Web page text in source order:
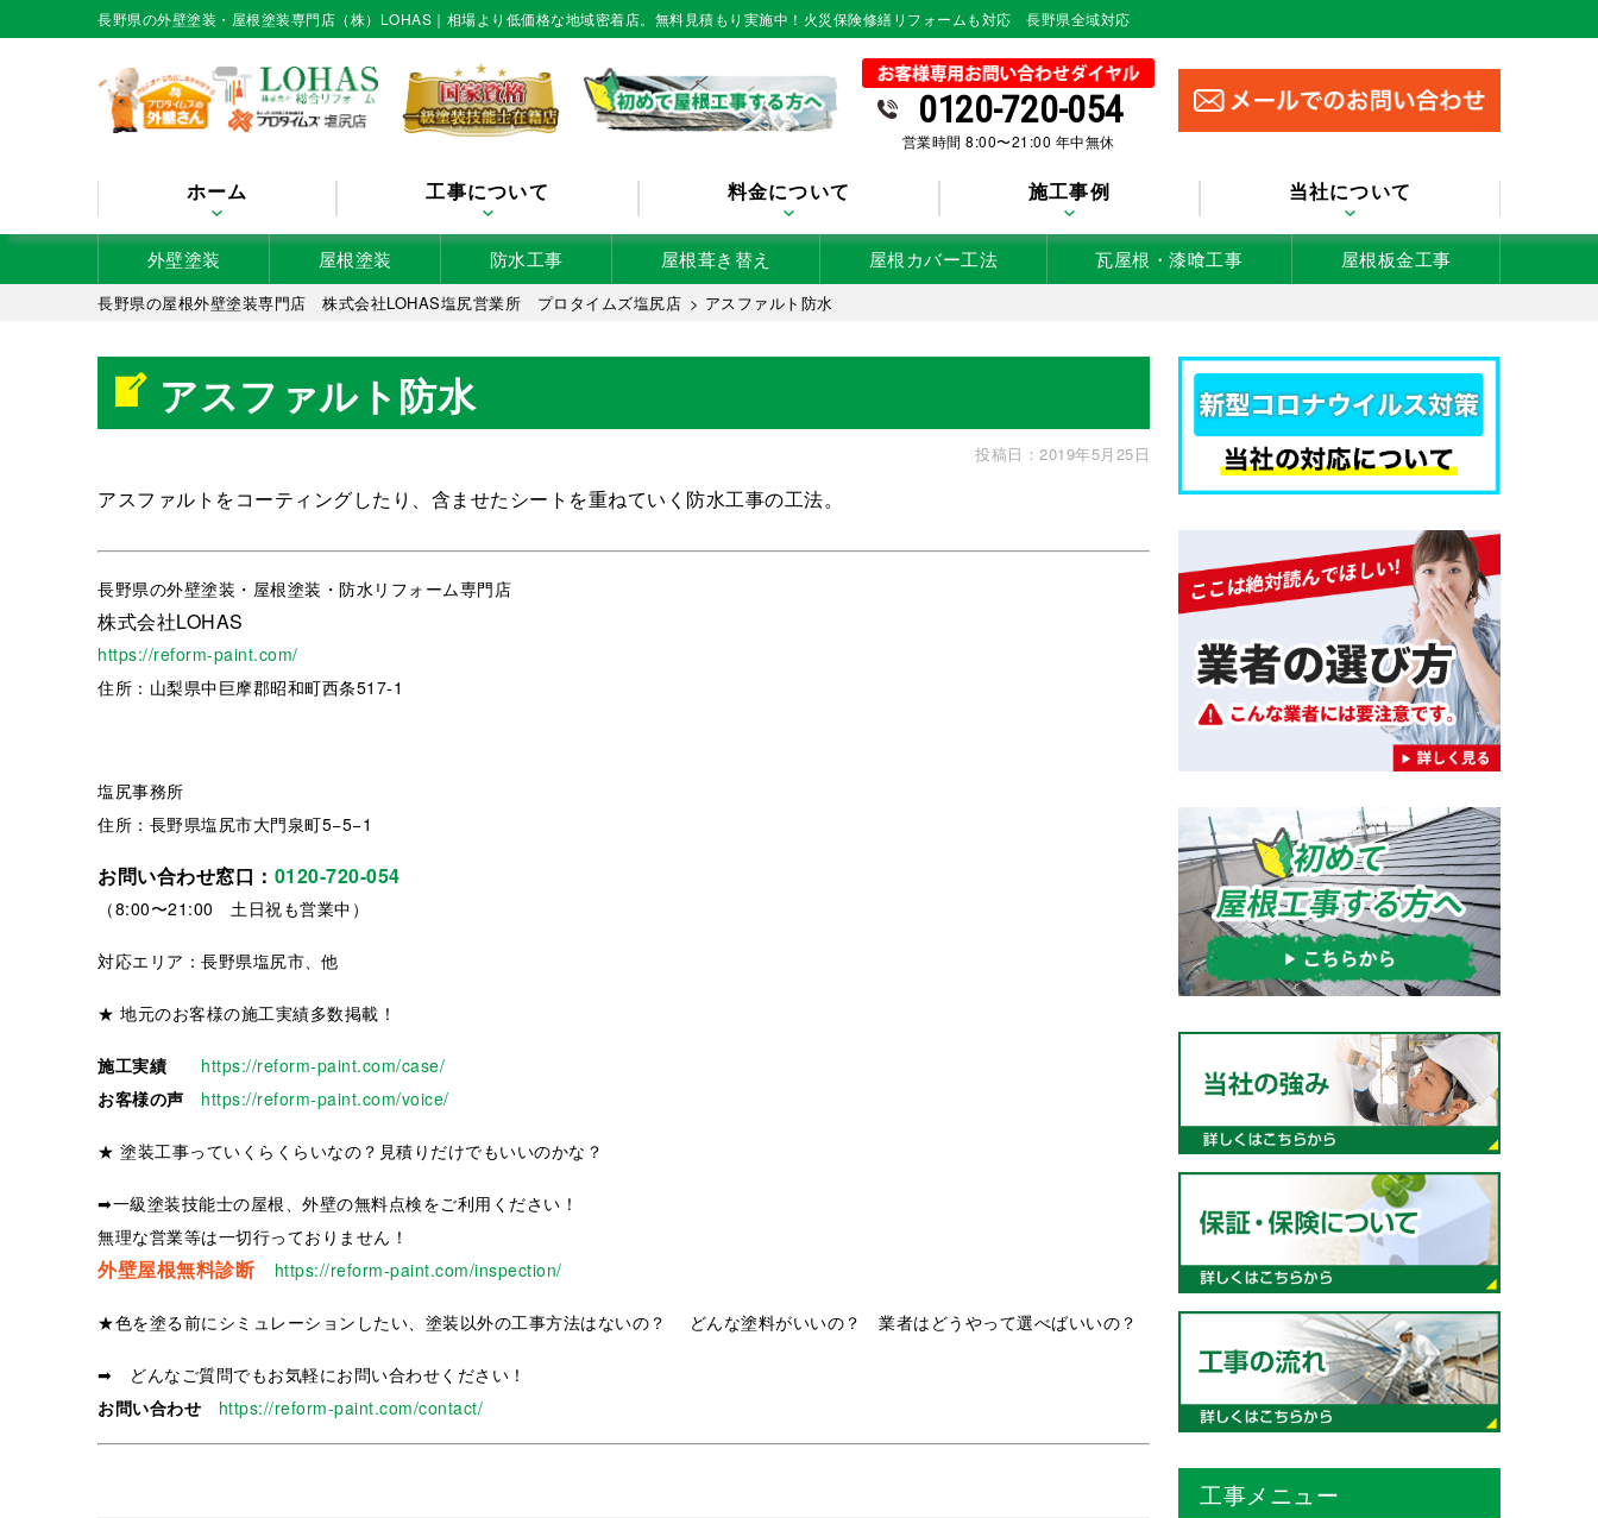
長野県の外壁塗装・屋根塗装専門店（株）LOHAS｜相場より低価格な地域密着店。無料見積もり実施中！火災保険修繕リフォームも対応 長野県全域対応
0120-720-054
営業時間 8:00〜21:00 年中無休
ホーム 工事について 料金について 施工事例 当社について
外壁塗装 屋根塗装 防水工事 屋根葺き替え 屋根カバー工法 瓦屋根・漆喰工事 屋根板金工事
長野県の屋根外壁塗装専門店 株式会社LOHAS塩尻営業所 プロタイムズ塩尻店 > アスファルト防水
アスファルト防水
投稿日：2019年5月25日
アスファルトをコーティングしたり、含ませたシートを重ねていく防水工事の工法。
長野県の外壁塗装・屋根塗装・防水リフォーム専門店
株式会社LOHAS
https://reform-paint.com/
住所：山梨県中巨摩郡昭和町西条517-1
塩尻事務所
住所：長野県塩尻市大門泉町5−5−1
お問い合わせ窓口： 0120-720-054
（8:00〜21:00 土日祝も営業中）
対応エリア：長野県塩尻市、他
★ 地元のお客様の施工実績多数掲載！
施工実績
https://reform-paint.com/case/
お客様の声
https://reform-paint.com/voice/
★ 塗装工事っていくらくらいなの？見積りだけでもいいのかな？
➡一級塗装技能士の屋根、外壁の無料点検をご利用ください！
無理な営業等は一切行っておりません！
外壁屋根無料診断 https://reform-paint.com/inspection/
★色を塗る前にシミュレーションしたい、塗装以外の工事方法はないの？ どんな塗料がいいの？ 業者はどうやって選べばいいの？
➡ どんなご質問でもお気軽にお問い合わせください！
お問い合わせ
https://reform-paint.com/contact/
工事メニュー